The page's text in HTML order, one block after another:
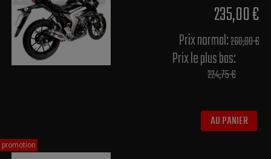
235,00 €
Prix normal​:260,00 €
Prix le plus bas:
224,75 €
AU PANIER
promotion